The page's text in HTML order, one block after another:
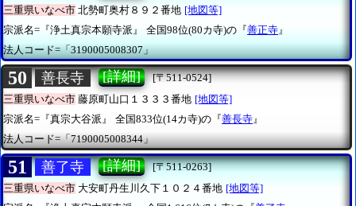
三重県いなべ市 北勢町奥村８９２番地 [地図等]
宗派名=『浄土真宗本願寺派』
全国98位(80カ寺)の『善正寺 』
法人コード=「3190005008307」
50 善長寺 [詳細]
[〒511-0524]
三重県いなべ市 藤原町山口１３３３番地 [地図等]
宗派名=『真宗大谷派』
全国833位(14カ寺)の『善長寺』
法人コード=「7190005008344」
51 善了寺 [詳細]
[〒511-0263]
三重県いなべ市 大安町丹生川久下１０２４番地 [地図等]